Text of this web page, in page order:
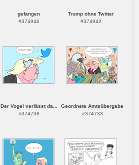
gefangen
#374946
Trump ohne Twitter
#374942
Der Vogel verlässt da...
#374738
Geordnete Amtsübergabe
#374733